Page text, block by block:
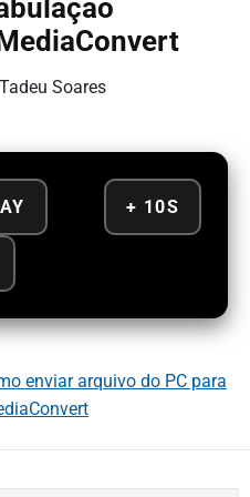
Soares
+ 10S
enviar arquivo do PC para